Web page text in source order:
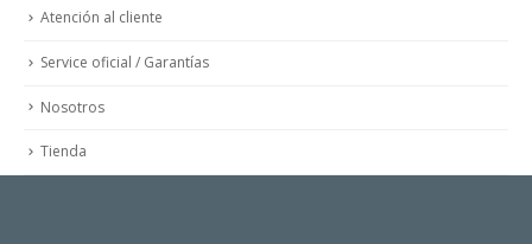
Atención al cliente
Service oficial / Garantías
Nosotros
Tienda